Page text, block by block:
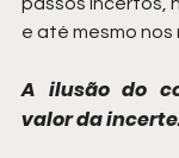
e até mesmo nos
A ilusão do
valor da